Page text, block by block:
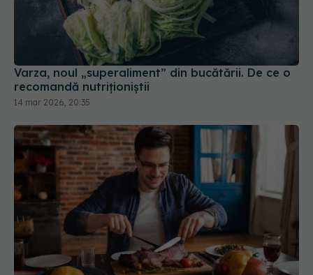
Varza, noul „superaliment” din bucătării. De ce o
recomandă nutriționiștii
14 mar 2026, 20:35